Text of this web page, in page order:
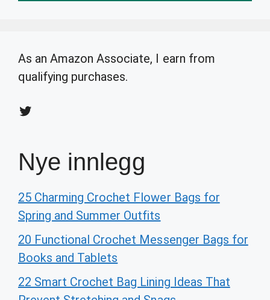
As an Amazon Associate, I earn from
qualifying purchases.
Twitter
Nye innlegg
25 Charming Crochet Flower Bags for
Spring and Summer Outfits
20 Functional Crochet Messenger Bags for
Books and Tablets
22 Smart Crochet Bag Lining Ideas That